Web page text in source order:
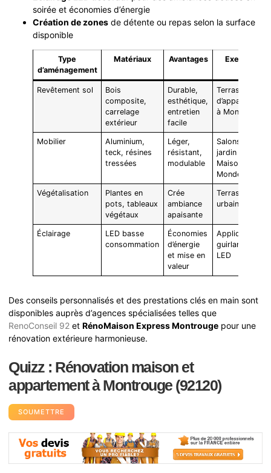
soirée et économies d’énergie
Création de zones de détente ou repas selon la surface
disponible
Type
d’aménagement
Matériaux Avantages Exemples
Revêtement sol
Bois
composite,
carrelage
extérieur
Durable,
esthétique,
entretien
facile
Terrasse
d’appartement
à Montrouge
Mobilier
Aluminium,
teck, résines
tressées
Léger,
résistant,
modulable
Salons de
jardin
Maisons du
Monde
Végétalisation
Plantes en
pots, tableaux
végétaux
Crée
ambiance
apaisante
Terrasse
urbaine
Éclairage
LED basse
consommation
Économies
d’énergie
et mise en
valeur
Appliques et
guirlandes
LED
Des conseils personnalisés et des prestations clés en main sont
disponibles auprès d’agences spécialisées telles que
RenoConseil 92 et RénoMaison Express Montrouge pour une
rénovation extérieure harmonieuse.
Quizz : Rénovation maison et
appartement à Montrouge (92120)
SOUMETTRE